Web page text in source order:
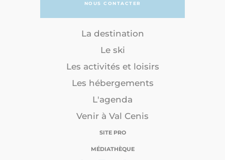
NOUS CONTACTER
La destination
Le ski
Les activités et loisirs
Les hébergements
L'agenda
Venir à Val Cenis
SITE PRO
MÉDIATHÈQUE